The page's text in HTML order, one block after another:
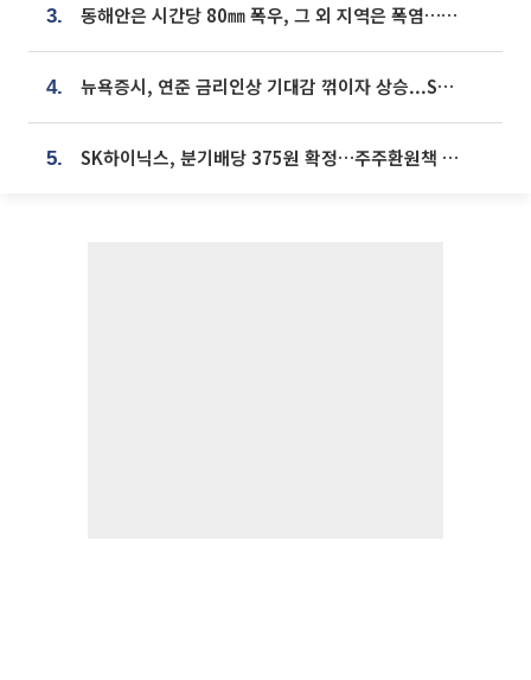
3. 동해안은 시간당 80㎜ 폭우, 그 외 지역은 폭염…‘극과 극 날씨’
4. 뉴욕증시, 연준 금리인상 기대감 꺾이자 상승...S&P500 사상 최고치 [종합]
5. SK하이닉스, 분기배당 375원 확정…주주환원책 9월로 앞당겨 발표